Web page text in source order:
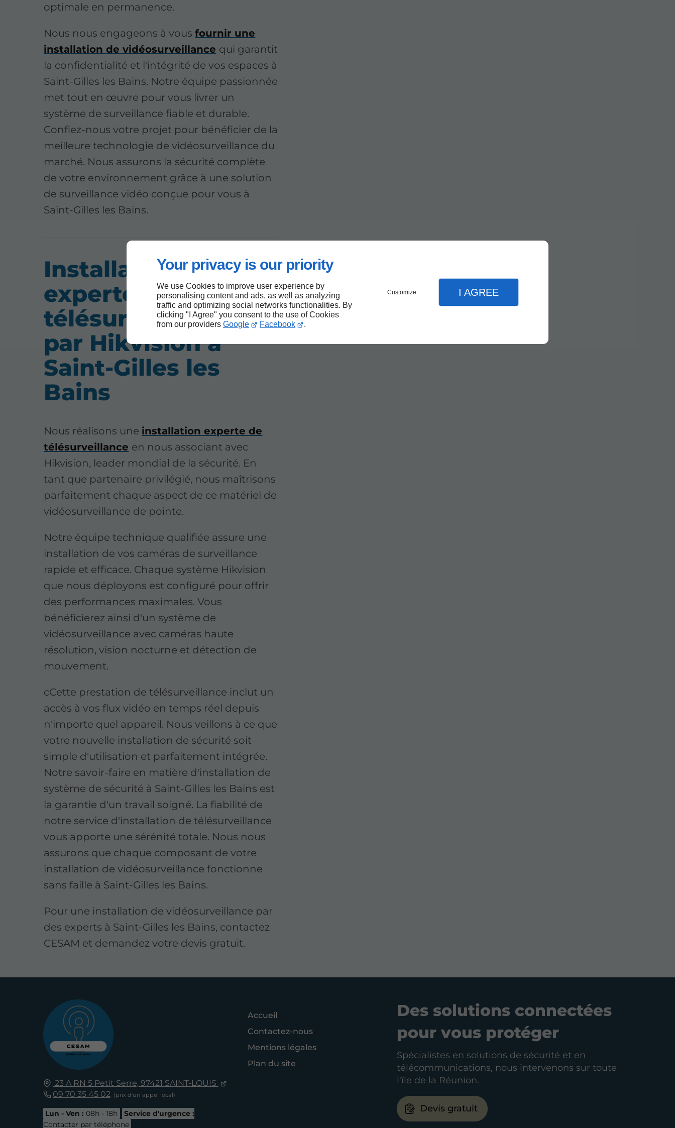
Your privacy is our priority
We use Cookies to improve user experience by
personalising content and ads, as well as analyzing
traffic and optimizing social networks functionalities. By
clicking "I Agree" you consent to the use of Cookies
from our providers Google Facebook .
Customize I AGREE
optimale en permanence.
Nous nous engageons à vousfournir une
installation de vidéosurveillance qui garantit
la confidentialité et l'intégrité de vos espaces à
Saint-Gilles les Bains. Notre équipe passionnée
met tout en œuvre pour vous livrer un
système de surveillance fiable et durable.
Confiez-nous votre projet pour bénéficier de la
meilleure technologie de vidéosurveillance du
marché. Nous assurons la sécurité complète
de votre environnement grâce à une solution
de surveillance vidéo conçue pour vous à
Saint-Gilles les Bains.
Installation
experte de
télésurveillance
par Hikvision à
Saint-Gilles les
Bains
Nous réalisons une installation experte de
télésurveillance en nous associant avec
Hikvision, leader mondial de la sécurité. En
tant que partenaire privilégié, nous maîtrisons
parfaitement chaque aspect de ce matériel de
vidéosurveillance de pointe.
Notre équipe technique qualifiée assure une
installation de vos caméras de surveillance
rapide et efficace. Chaque système Hikvision
que nous déployons est configuré pour offrir
des performances maximales. Vous
bénéficierez ainsi d'un système de
vidéosurveillance avec caméras haute
résolution, vision nocturne et détection de
mouvement.
cCette prestation de télésurveillance inclut un
accès à vos flux vidéo en temps réel depuis
n'importe quel appareil. Nous veillons à ce que
votre nouvelle installation de sécurité soit
simple d'utilisation et parfaitement intégrée.
Notre savoir-faire en matière d'installation de
système de sécurité à Saint-Gilles les Bains est
la garantie d'un travail soigné. La fiabilité de
notre service d'installation de télésurveillance
vous apporte une sérénité totale. Nous nous
assurons que chaque composant de votre
installation de vidéosurveillance fonctionne
sans faille à Saint-Gilles les Bains.
Pour une installation de vidéosurveillance par
des experts à Saint-Gilles les Bains, contactez
CESAM et demandez votre devis gratuit.
23 A RN 5 Petit Serre, 97421 SAINT-LOUIS
09 70 35 45 02
Lun - Ven : 08h - 18h
Service d'urgence :
Contacter par téléphone
Accueil
Contactez-nous
Mentions légales
Plan du site
Des solutions connectées
pour vous protéger
Spécialistes en solutions de sécurité et en
télécommunications, nous intervenons sur toute
l'île de la Réunion.
Devis gratuit